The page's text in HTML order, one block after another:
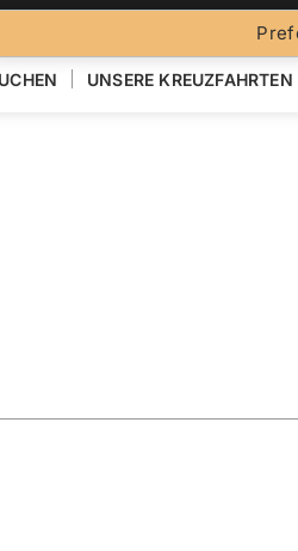
UNSERE KREUZFAHRTEN